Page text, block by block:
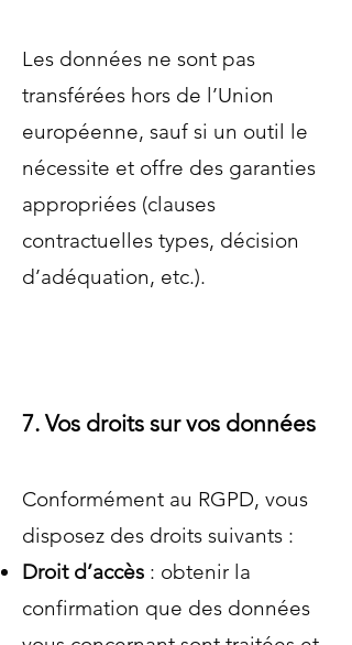
Les données ne sont pas
transférées hors de l’Union
européenne, sauf si un outil le
nécessite et offre des garanties
appropriées (clauses
contractuelles types, décision
d’adéquation, etc.).
7. Vos droits sur vos données
Conformément au RGPD, vous
disposez des droits suivants :
Droit d’accès : obtenir la
confirmation que des données